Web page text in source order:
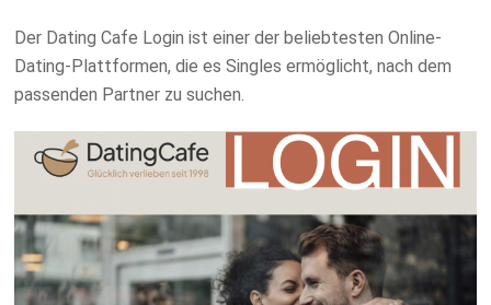
Der Dating Cafe Login ist einer der beliebtesten Online-
Dating-Plattformen, die es Singles ermöglicht, nach dem
passenden Partner zu suchen.